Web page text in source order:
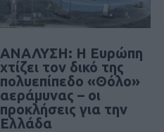
ΑΝΑΛΥΣΗ: Η Ευρώπη
χτίζει τον δικό της
πολυεπίπεδο «Θόλο»
αεράμυνας – οι
προκλήσεις για την
Ελλάδα